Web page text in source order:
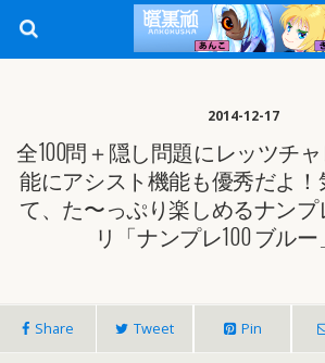
2014-12-17
全100問＋隠し問題にレッツチ
能にアシスト機能も優秀だよ
て、た〜っぷり楽しめるナン
リ「ナンプレ100 ブル
Share Tweet Pin